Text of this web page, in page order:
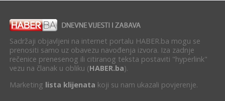
Sadržaji objavljeni na internet portalu HABER.ba mogu se
prenositi samo uz obavezu navođenja izvora. Iza zadnje
rečenice prenesenog ili citiranog teksta postaviti "hyperlink"
vezu na članak u obliku (HABER.ba).
Marketing lista klijenata koji su nam ukazali povjerenje.